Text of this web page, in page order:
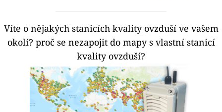
Víte o nějakých stanicích kvality ovzduší ve vašem
okolí? proč se nezapojit do mapy s vlastní stanicí
kvality ovzduší?